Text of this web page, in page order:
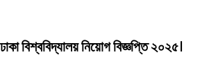
ঢাকা বিশ্ববিদ্যালয় নিয়োগ বিজ্ঞপ্তি২০২৫।